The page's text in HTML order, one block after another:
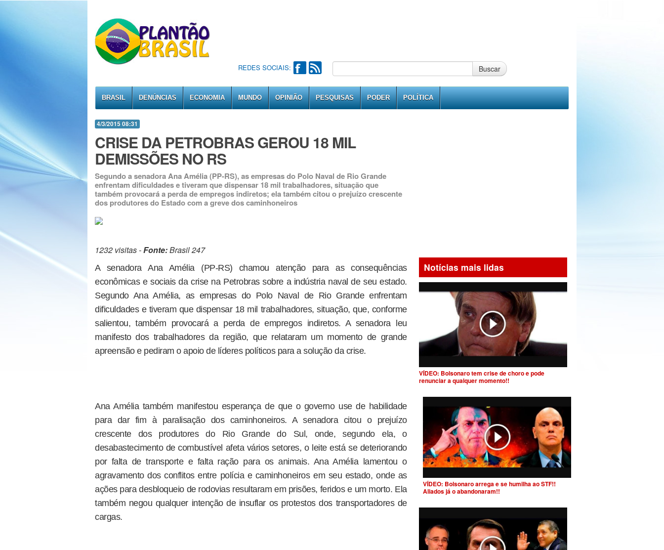
REDES SOCIAIS: Buscar
BRASIL DENÚNCIAS ECONOMIA MUNDO OPINIÃO PESQUISAS PODER POLÍTICA
4/3/2015 08:31
CRISE DA PETROBRAS GEROU 18 MIL
DEMISSÕES NO RS
Segundo a senadora Ana Amélia (PP-RS), as empresas do Polo Naval de Rio Grande
enfrentam dificuldades e tiveram que dispensar 18 mil trabalhadores, situação que
também provocará a perda de empregos indiretos; ela também citou o prejuízo crescente
dos produtores do Estado com a greve dos caminhoneiros
1232 visitas -Fonte:Brasil 247
A senadora Ana Amélia (PP-RS) chamou atenção para as consequências
econômicas e sociais da crise na Petrobras sobre a indústria naval de seu estado.
Segundo Ana Amélia, as empresas do Polo Naval de Rio Grande enfrentam
dificuldades e tiveram que dispensar 18 mil trabalhadores, situação, que, conforme
salientou, também provocará a perda de empregos indiretos. A senadora leu
manifesto dos trabalhadores da região, que relataram um momento de grande
apreensão e pediram o apoio de líderes políticos para a solução da crise.
Ana Amélia também manifestou esperança de que o governo use de habilidade
para dar fim à paralisação dos caminhoneiros. A senadora citou o prejuízo
crescente dos produtores do Rio Grande do Sul, onde, segundo ela, o
desabastecimento de combustível afeta vários setores, o leite está se deteriorando
por falta de transporte e falta ração para os animais. Ana Amélia lamentou o
agravamento dos conflitos entre polícia e caminhoneiros em seu estado, onde as
ações para desbloqueio de rodovias resultaram em prisões, feridos e um morto. Ela
também negou qualquer intenção de insuflar os protestos dos transportadores de
cargas.
Notícias mais lidas
VÍDEO: Bolsonaro tem crise de choro e pode
renunciar a qualquer momento!!
VÍDEO: Bolsonaro arrega e se humilha ao STF!!
Aliados já o abandonaram!!